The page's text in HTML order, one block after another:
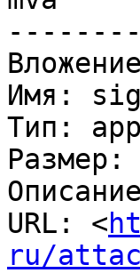
Имя:
Тип:
Размер:
URL: <
ru/